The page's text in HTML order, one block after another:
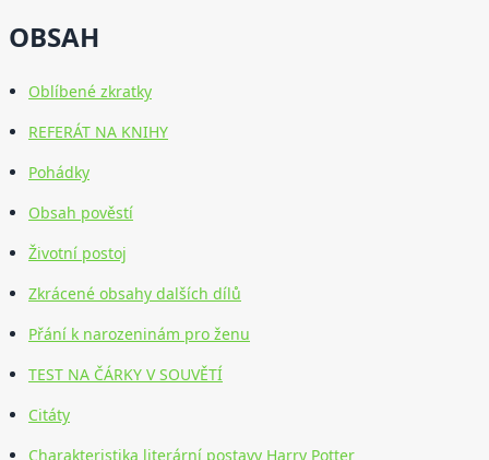
OBSAH
Oblíbené zkratky
REFERÁT NA KNIHY
Pohádky
Obsah pověstí
Životní postoj
Zkrácené obsahy dalších dílů
Přání k narozeninám pro ženu
TEST NA ČÁRKY V SOUVĚTÍ
Citáty
Charakteristika literární postavy Harry Potter